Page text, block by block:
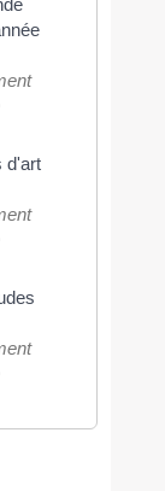
d'art